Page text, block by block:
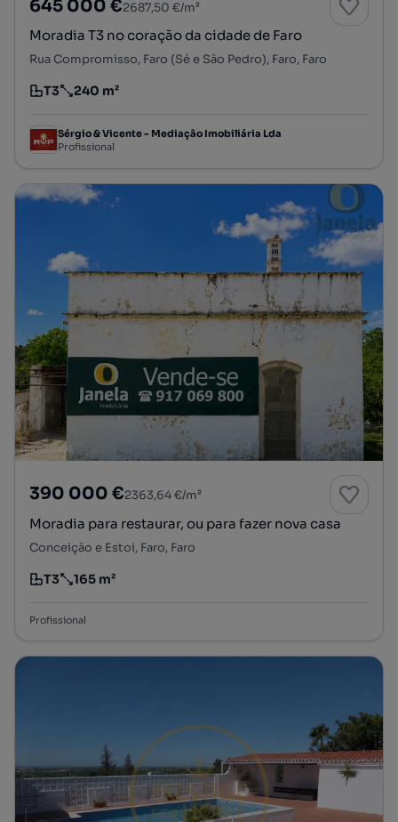
645 000 €2687,50 €/m²
Moradia T3 no coração da cidade de Faro
Rua Compromisso, Faro (Sé e São Pedro), Faro, Faro
Tipologia
T3
Preço por metro quadrado
240 m²
Sérgio & Vicente - Mediação Imobiliária Lda
Profissional
390 000 €2363,64 €/m²
Moradia para restaurar, ou para fazer nova casa
Conceição e Estoi, Faro, Faro
Tipologia
T3
Preço por metro quadrado
165 m²
Profissional